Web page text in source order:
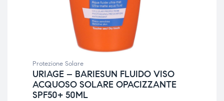
Protezione Solare
URIAGE – BARIESUN FLUIDO VISO
ACQUOSO SOLARE OPACIZZANTE
SPF50+ 50ML